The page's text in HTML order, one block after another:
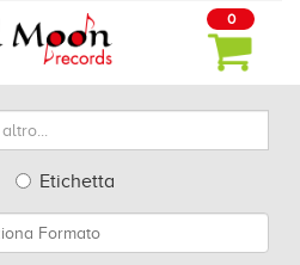
0
Etichetta